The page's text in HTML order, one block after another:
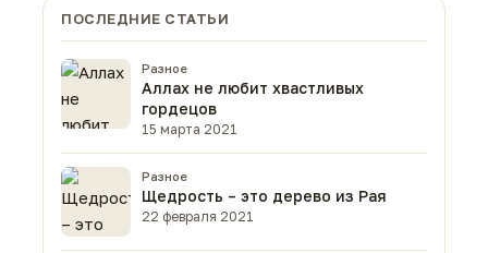
ПОСЛЕДНИЕ СТАТЬИ
Разное
Аллах не любит хвастливых
гордецов
15 марта 2021
Разное
Щедрость – это дерево из Рая
22 февраля 2021